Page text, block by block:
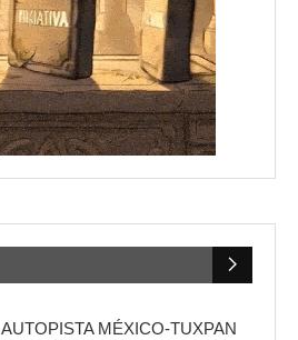
AUTOPISTA MÉXICO-TUXPAN